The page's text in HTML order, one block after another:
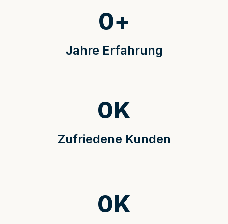
Jahre Erfahrung
0+
Zufriedene Kunden
0K
0K